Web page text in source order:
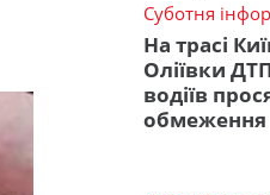
Суботня
На трасі
Оліївки
водіїв
обмеження